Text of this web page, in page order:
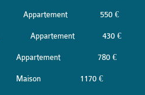
Appartement 550 €
Appartement 430 €
Appartement 780 €
Maison 1170 €